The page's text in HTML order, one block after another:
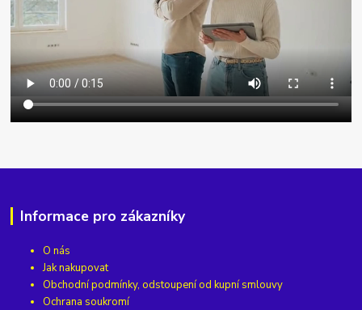
Informace pro zákazníky
O nás
Jak nakupovat
Obchodní podmínky, odstoupení od kupní smlouvy
Ochrana soukromí